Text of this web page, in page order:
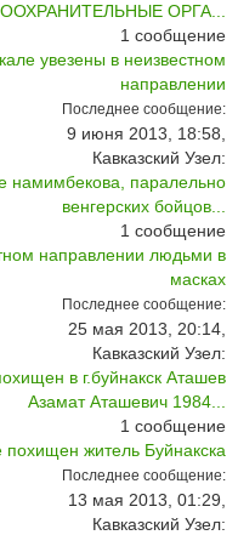
ОРГА...
1 сообщение
увезены в неизвестном
направлении
Последнее сообщение:
9 июня 2013, 18:58,
Кавказский Узел:
намимбекова, паралельно
венгерских бойцов...
1 сообщение
направлении людьми в
масках
Последнее сообщение:
25 мая 2013, 20:14,
Кавказский Узел:
в г.буйнакск Аташев
Азамат Аташевич 1984...
1 сообщение
похищен житель Буйнакска
Последнее сообщение:
13 мая 2013, 01:29,
Кавказский Узел: